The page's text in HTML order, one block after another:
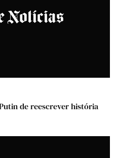
de reescrever história